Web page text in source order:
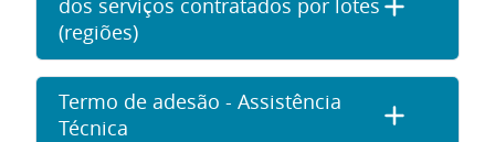
dos serviços contratados por lotes
(regiões)
Termo de adesão - Assistência
Técnica